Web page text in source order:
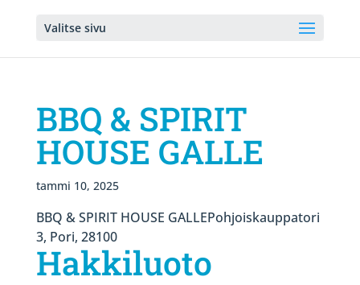
Valitse sivu
BBQ & SPIRIT
HOUSE GALLE
tammi 10, 2025
BBQ & SPIRIT HOUSE GALLEPohjoiskauppatori
3, Pori, 28100
Hakkiluoto